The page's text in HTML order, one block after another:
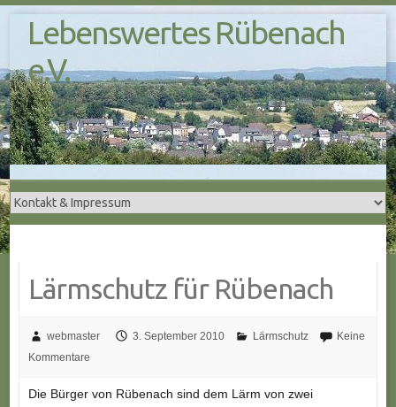
p
t
o
c
o
n
t
e
n
Lebenswertes Rübenach
e.V.
Lärmschutz für Rübenach
webmaster 3. September 2010 Lärmschutz
Keine
Kommentare
Die Bürger von Rübenach sind dem Lärm von zwei